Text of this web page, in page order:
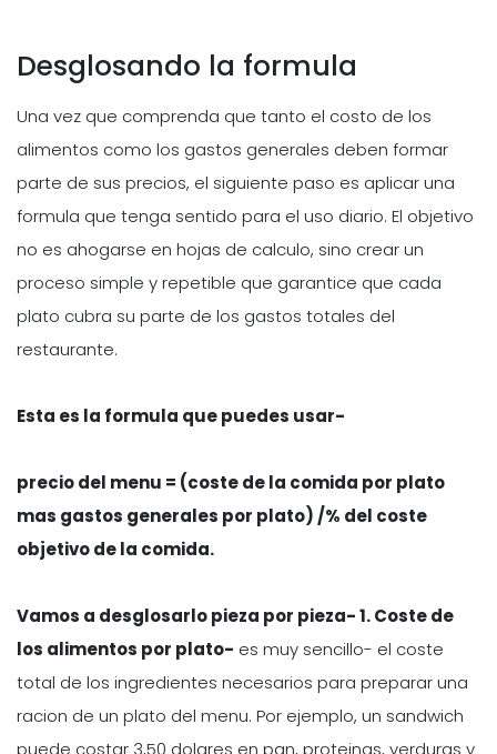
Desglosando la formula
Una vez que comprenda que tanto el costo de los
alimentos como los gastos generales deben formar
parte de sus precios, el siguiente paso es aplicar una
formula que tenga sentido para el uso diario. El objetivo
no es ahogarse en hojas de calculo, sino crear un
proceso simple y repetible que garantice que cada
plato cubra su parte de los gastos totales del
restaurante.
Esta es la formula que puedes usar-
precio del menu = (coste de la comida por plato
mas gastos generales por plato) /% del coste
objetivo de la comida.
Vamos a desglosarlo pieza por pieza- 1. Coste de
los alimentos por plato- es muy sencillo- el coste
total de los ingredientes necesarios para preparar una
racion de un plato del menu. Por ejemplo, un sandwich
puede costar 3,50 dolares en pan, proteinas, verduras y